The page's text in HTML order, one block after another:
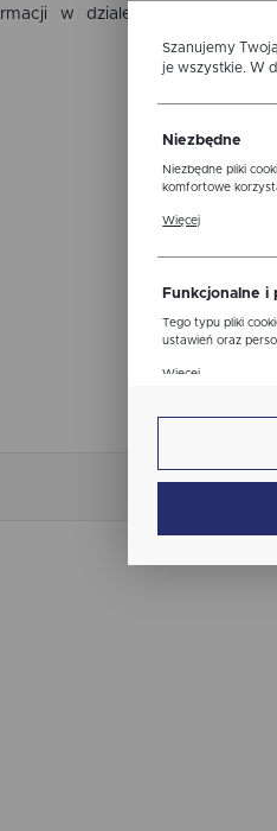
w dziale
Ten
Szanujemy
je wszystkie. W
Niezbędne
Niezbędne pliki
komfortowe
ustawień
Więcej
Funkcjonalne i
Tego typu pliki
ustawień oraz
Więcej
Cookies
internetowej,
nam na ocenę
Dzięki
prezentujących